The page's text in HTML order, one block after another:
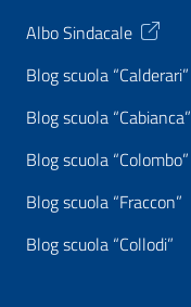
Albo Sindacale
Blog scuola “Calderari”
Blog scuola “Cabianca”
Blog scuola “Colombo”
Blog scuola “Fraccon”
Blog scuola “Collodi”